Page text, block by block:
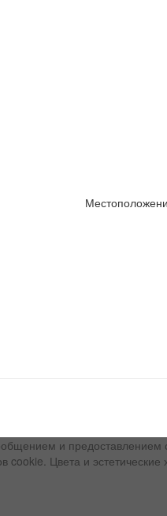
и предоставлением
Цвета и эстетические